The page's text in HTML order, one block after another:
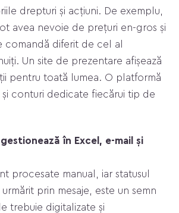
drepturi și acțiuni. De exemplu,
avea nevoie de prețuri en-gros și
comandă diferit de cel al
Un site de prezentare afișează
pentru toată lumea. O platformă
conturi dedicate fiecărui tip de
în Excel, e-mail și
procesate manual, iar statusul
prin mesaje, este un semn
trebuie digitalizate și